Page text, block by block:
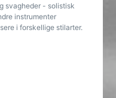
svagheder - solistisk
instrumenter
i forskellige stilarter.